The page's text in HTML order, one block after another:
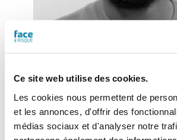
Ce site web utilise des cookies.
Les cookies nous permettent de
et les annonces, d'offrir des
médias sociaux et d'analyser notre
Eitel Mabouong– Journaliste